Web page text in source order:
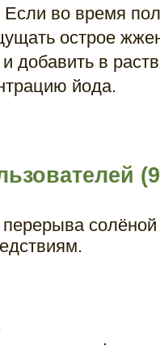
Если во время
острое
и добавить в
йода.
солёной